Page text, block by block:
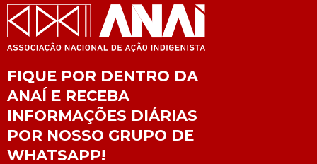
FIQUE POR DENTRO DA
ANAÍ E RECEBA
INFORMAÇÕES DIÁRIAS
POR NOSSO GRUPO DE
WHATSAPP!